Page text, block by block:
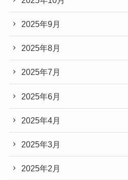
2025年9月
2025年8月
2025年7月
2025年6月
2025年4月
2025年3月
2025年2月